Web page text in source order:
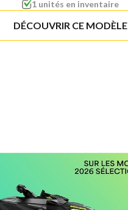
1 unités en inventaire
DÉCOUVRIR CE MODÈLE